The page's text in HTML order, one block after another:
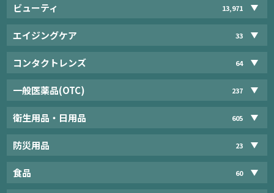
ビューティ 13,971
エイジングケア 33
コンタクトレンズ 64
一般医薬品(OTC) 237
衛生用品・日用品 605
防災用品 23
食品 60